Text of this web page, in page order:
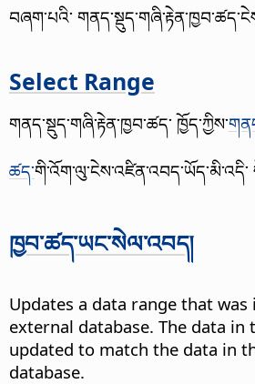
བཞག་པའི་
Select Range
གནད་སྡུད་གཞི་རྟེན་ཁྱབ་ཚད་ ཁྱོད་ཀྱིས་
ཚད་
ཁྱབ་ཚད་ཡང་སེལ་འབད།
Updates a data range that
external database. The data in
updated to match the data in
database.